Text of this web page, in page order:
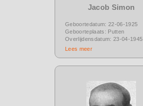
Jacob Simon
Geboortedatum: 22-06-1925
Geboorteplaats: Putten
Overlijdensdatum: 23-04-1945
Lees meer